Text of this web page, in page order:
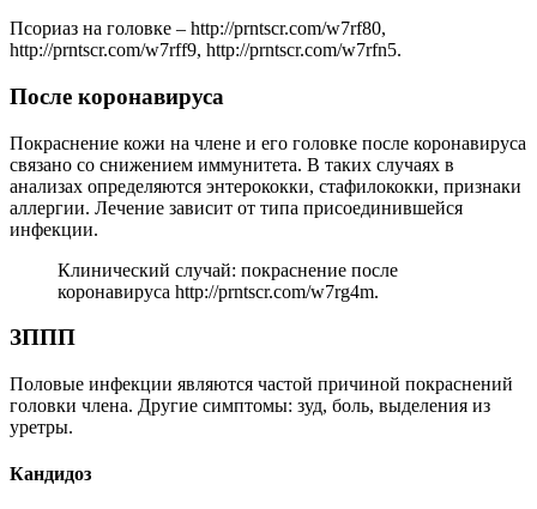
Псориаз на головке – http://prntscr.com/w7rf80,
http://prntscr.com/w7rff9, http://prntscr.com/w7rfn5.
После коронавируса
Покраснение кожи на члене и его головке после коронавируса
связано со снижением иммунитета. В таких случаях в
анализах определяются энтерококки, стафилококки, признаки
аллергии. Лечение зависит от типа присоединившейся
инфекции.
Клинический случай: покраснение после
коронавируса http://prntscr.com/w7rg4m.
ЗППП
Половые инфекции являются частой причиной покраснений
головки члена. Другие симптомы: зуд, боль, выделения из
уретры.
Кандидоз